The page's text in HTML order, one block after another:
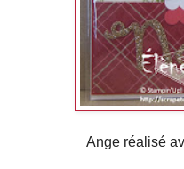
Ange réalisé